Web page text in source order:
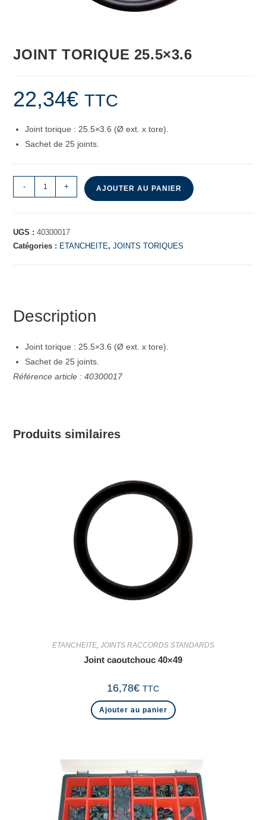
JOINT TORIQUE 25.5×3.6
22,34€ TTC
Joint torique : 25.5×3.6 (Ø ext. x tore).
Sachet de 25 joints.
- + AJOUTER AU PANIER
UGS :40300017
Catégories : ETANCHEITE,JOINTS TORIQUES
Description
Joint torique : 25.5×3.6 (Ø ext. x tore).
Sachet de 25 joints.
Référence article : 40300017
Produits similaires
ETANCHEITE, JOINTS RACCORDS STANDARDS
Joint caoutchouc 40×49
16,78€ TTC
Ajouter au panier